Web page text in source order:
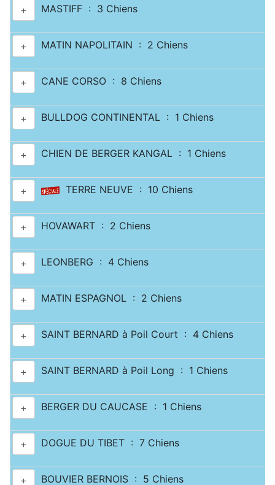
+ MASTIFF : 3 Chiens
+ MATIN NAPOLITAIN : 2 Chiens
+ CANE CORSO : 8 Chiens
+ BULLDOG CONTINENTAL : 1 Chiens
+ CHIEN DE BERGER KANGAL : 1 Chiens
+ TERRE NEUVE : 10 Chiens
+ HOVAWART : 2 Chiens
+ LEONBERG : 4 Chiens
+ MATIN ESPAGNOL : 2 Chiens
+ SAINT BERNARD à Poil Court : 4 Chiens
+ SAINT BERNARD à Poil Long : 1 Chiens
+ BERGER DU CAUCASE : 1 Chiens
+ DOGUE DU TIBET : 7 Chiens
+ BOUVIER BERNOIS : 5 Chiens